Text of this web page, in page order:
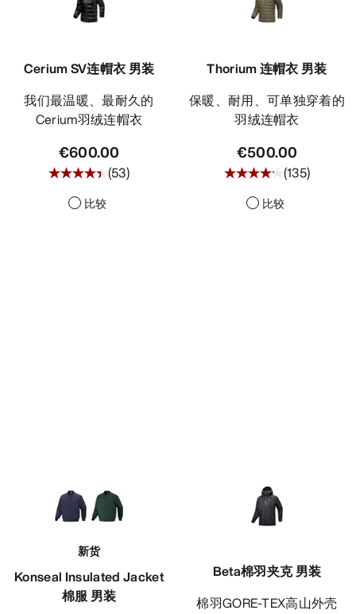
Cerium SV连帽衣 男装
我们最温暖、最耐久的
Cerium羽绒连帽衣
€600.00
(53)
比较
Thorium 连帽衣 男装
保暖、耐用、可单独穿着的
羽绒连帽衣
€500.00
(135)
比较
新货
Konseal Insulated Jacket
棉服 男装
Beta棉羽夹克 男装
棉羽GORE-TEX高山外壳